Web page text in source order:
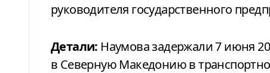
руководителя государственного
Детали: Наумова задержали 7 июня
в Северную Македонию в